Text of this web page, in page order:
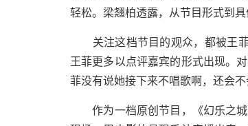
轻松。梁翘柏透露，从节目形式到具
关注这档节目的观众，都被王菲
王菲更多以点评嘉宾的形式出现。
菲没有说她接下来不唱歌啊，还会
作为一档原创节目，《幻乐之城